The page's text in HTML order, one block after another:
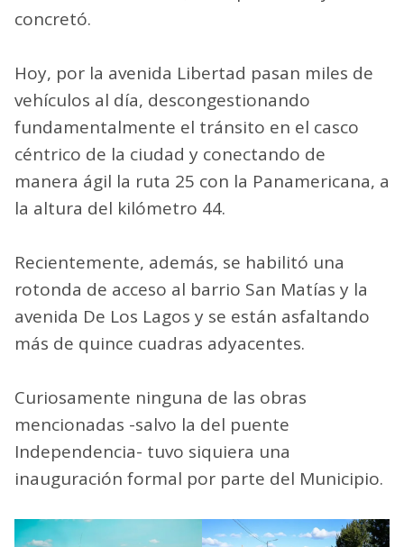
concretó.
Hoy, por la avenida Libertad pasan miles de
vehículos al día, descongestionando
fundamentalmente el tránsito en el casco
céntrico de la ciudad y conectando de
manera ágil la ruta 25 con la Panamericana, a
la altura del kilómetro 44.
Recientemente, además, se habilitó una
rotonda de acceso al barrio San Matías y la
avenida De Los Lagos y se están asfaltando
más de quince cuadras adyacentes.
Curiosamente ninguna de las obras
mencionadas -salvo la del puente
Independencia- tuvo siquiera una
inauguración formal por parte del Municipio.